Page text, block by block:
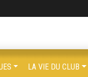
LA VIE DU CLUB